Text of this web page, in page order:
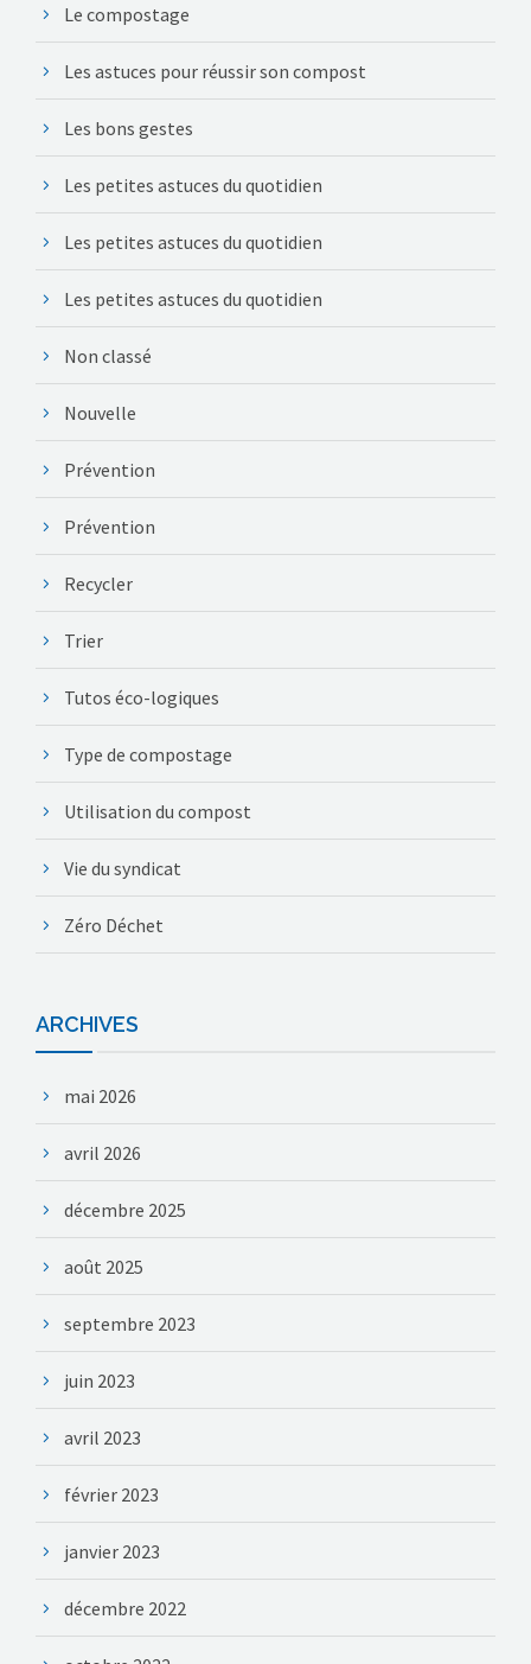
Le compostage
Les astuces pour réussir son compost
Les bons gestes
Les petites astuces du quotidien
Les petites astuces du quotidien
Les petites astuces du quotidien
Non classé
Nouvelle
Prévention
Prévention
Recycler
Trier
Tutos éco-logiques
Type de compostage
Utilisation du compost
Vie du syndicat
Zéro Déchet
ARCHIVES
mai 2026
avril 2026
décembre 2025
août 2025
septembre 2023
juin 2023
avril 2023
février 2023
janvier 2023
décembre 2022